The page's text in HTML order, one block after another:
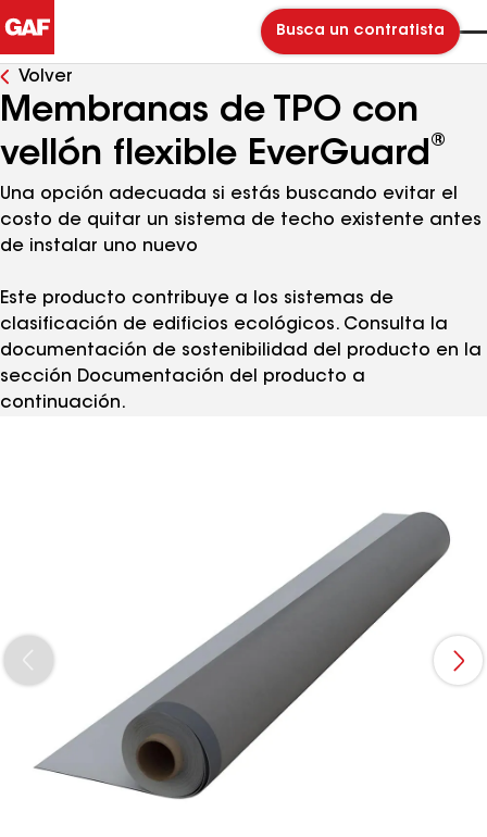
Busca un contratista
Volver
Membranas de TPO con
vellón flexible EverGuard®
Una opción adecuada si estás buscando evitar el
costo de quitar un sistema de techo existente antes
de instalar uno nuevo
Este producto contribuye a los sistemas de
clasificación de edificios ecológicos. Consulta la
documentación de sostenibilidad del producto en la
sección Documentación del producto a
continuación.